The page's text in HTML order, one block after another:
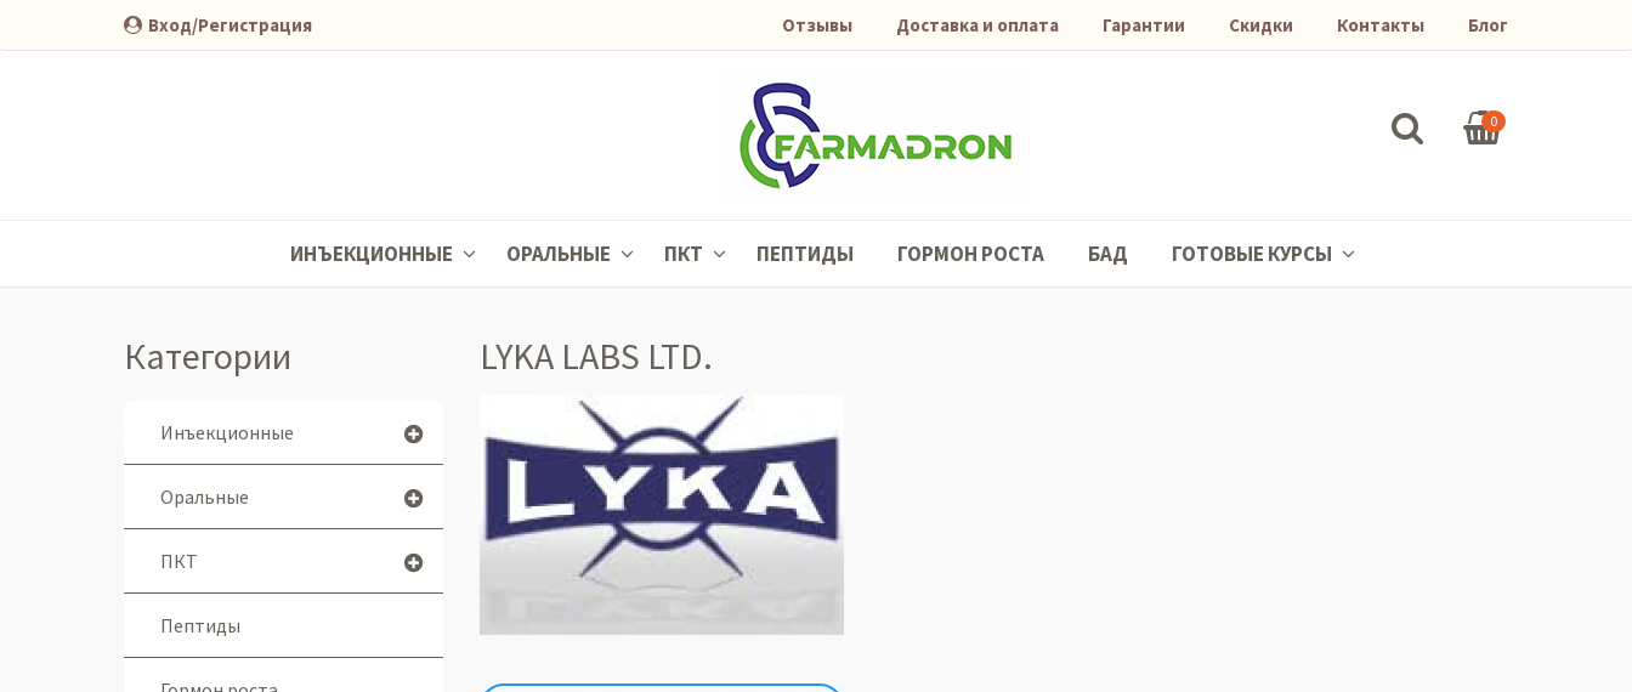
Вход/Регистрация Отзывы Доставка и оплата Гарантии Скидки Контакты Блог
0
ИНЪЕКЦИОННЫЕ ОРАЛЬНЫЕ ПКТ ПЕПТИДЫ ГОРМОН РОСТА БАД ГОТОВЫЕ КУРСЫ
LYKA LABS LTD.
Категории
Инъекционные
Оральные
ПКТ
Пептиды